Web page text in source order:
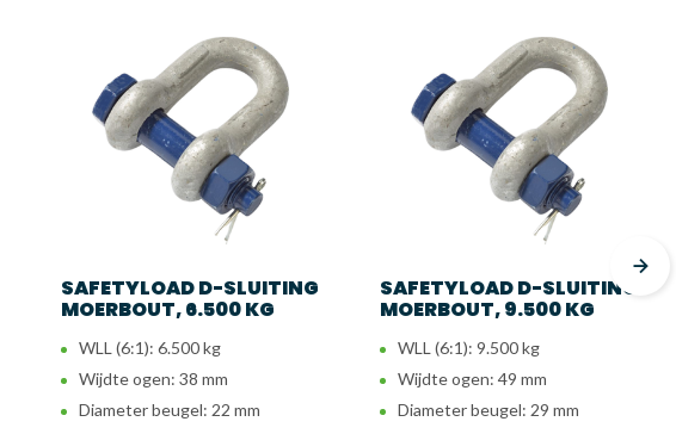
SAFETYLOAD D-SLUITING
MOERBOUT, 6.500 KG
WLL (6:1): 6.500 kg
Wijdte ogen: 38 mm
Diameter beugel: 22 mm
SAFETYLOAD D-SLUITING
MOERBOUT, 9.500 KG
WLL (6:1): 9.500 kg
Wijdte ogen: 49 mm
Diameter beugel: 29 mm